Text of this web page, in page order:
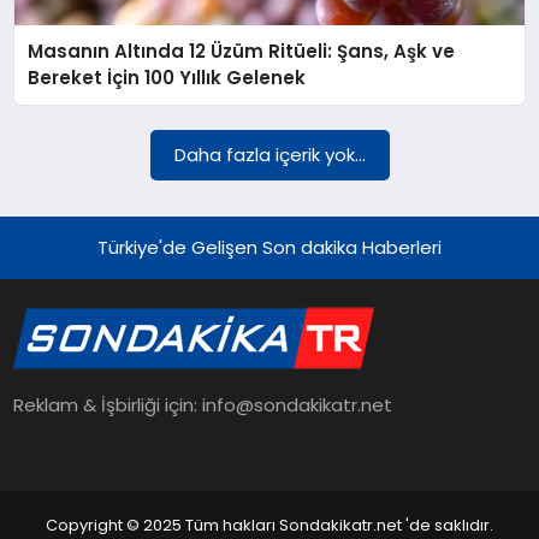
YAŞAM
EKONOMI
EĞITIM
OTOMOBIL
Masanın Altında 12 Üzüm Ritüeli: Şans, Aşk ve
Bereket İçin 100 Yıllık Gelenek
Daha fazla içerik yok...
Türkiye'de Gelişen Son dakika Haberleri
Reklam & İşbirliği için: info@sondakikatr.net
Copyright © 2025 Tüm hakları Sondakikatr.net 'de saklıdır.